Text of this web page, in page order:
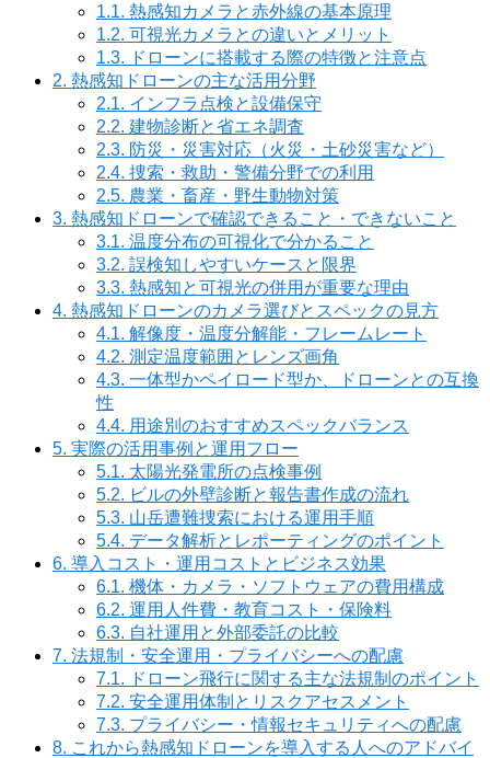
1.1. 熱感知カメラと赤外線の基本原理
1.2. 可視光カメラとの違いとメリット
1.3. ドローンに搭載する際の特徴と注意点
2. 熱感知ドローンの主な活用分野
2.1. インフラ点検と設備保守
2.2. 建物診断と省エネ調査
2.3. 防災・災害対応（火災・土砂災害など）
2.4. 捜索・救助・警備分野での利用
2.5. 農業・畜産・野生動物対策
3. 熱感知ドローンで確認できること・できないこと
3.1. 温度分布の可視化で分かること
3.2. 誤検知しやすいケースと限界
3.3. 熱感知と可視光の併用が重要な理由
4. 熱感知ドローンのカメラ選びとスペックの見方
4.1. 解像度・温度分解能・フレームレート
4.2. 測定温度範囲とレンズ画角
4.3. 一体型かペイロード型か、ドローンとの互換
性
4.4. 用途別のおすすめスペックバランス
5. 実際の活用事例と運用フロー
5.1. 太陽光発電所の点検事例
5.2. ビルの外壁診断と報告書作成の流れ
5.3. 山岳遭難捜索における運用手順
5.4. データ解析とレポーティングのポイント
6. 導入コスト・運用コストとビジネス効果
6.1. 機体・カメラ・ソフトウェアの費用構成
6.2. 運用人件費・教育コスト・保険料
6.3. 自社運用と外部委託の比較
7. 法規制・安全運用・プライバシーへの配慮
7.1. ドローン飛行に関する主な法規制のポイント
7.2. 安全運用体制とリスクアセスメント
7.3. プライバシー・情報セキュリティへの配慮
8. これから熱感知ドローンを導入する人へのアドバイ